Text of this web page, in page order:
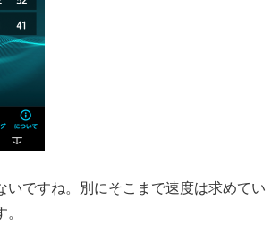
いですね。別にそこまで速度は求めてい